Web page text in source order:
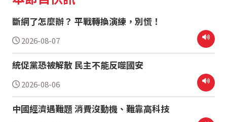
斷網了怎麼辦？ 平戰轉換演練，別慌！
2026-08-07
統促黨恐被解散 民主不能反噬國安
2026-08-06
中國經濟遇難題 消費沒動機、難靠高科技